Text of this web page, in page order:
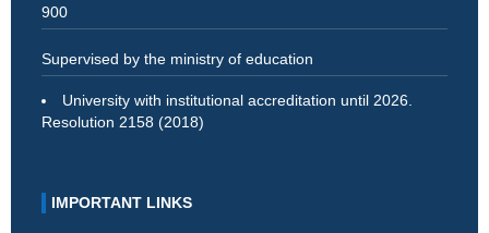
900
Supervised by the ministry of education
University with institutional accreditation until 2026.
Resolution 2158 (2018)
IMPORTANT LINKS